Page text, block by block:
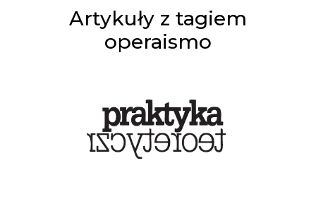
Artykuły z tagiem
operaismo